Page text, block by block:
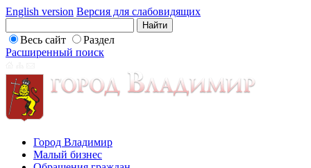
English version Версия для слабовидящих
Весь сайт
Раздел
Расширенный поиск
Город Владимир
Малый бизнес